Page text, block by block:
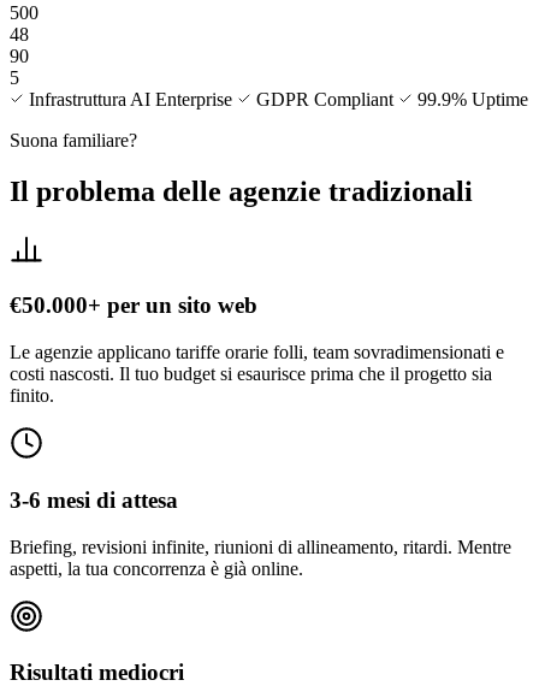
500
48
90
5
Infrastruttura AI Enterprise
GDPR Compliant
99.9% Uptime
Suona familiare?
Il problema delle agenzie tradizionali
€50.000+ per un sito web
Le agenzie applicano tariffe orarie folli, team sovradimensionati e
costi nascosti. Il tuo budget si esaurisce prima che il progetto sia
finito.
3-6 mesi di attesa
Briefing, revisioni infinite, riunioni di allineamento, ritardi. Mentre
aspetti, la tua concorrenza è già online.
Risultati mediocri